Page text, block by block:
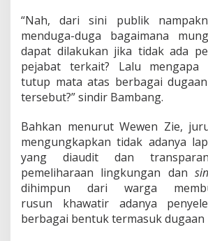
“Nah, dari sini publik
menduga-duga bagaimana
dapat dilakukan jika tidak ada
pejabat terkait? Lalu mengapa
tutup mata atas berbagai
tersebut?” sindir Bambang.
Bahkan menurut Wewen Zie,
mengungkapkan tidak adanya
yang diaudit dan
pemeliharaan lingkungan dan
dihimpun dari warga
rusun khawatir adanya
berbagai bentuk termasuk dugaan